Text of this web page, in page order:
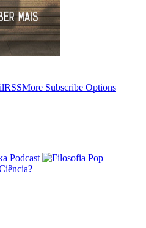
RSSMore Subscribe Options